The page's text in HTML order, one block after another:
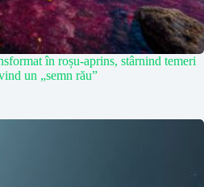
în roșu-aprins, stârnind temeri
un „semn rău”